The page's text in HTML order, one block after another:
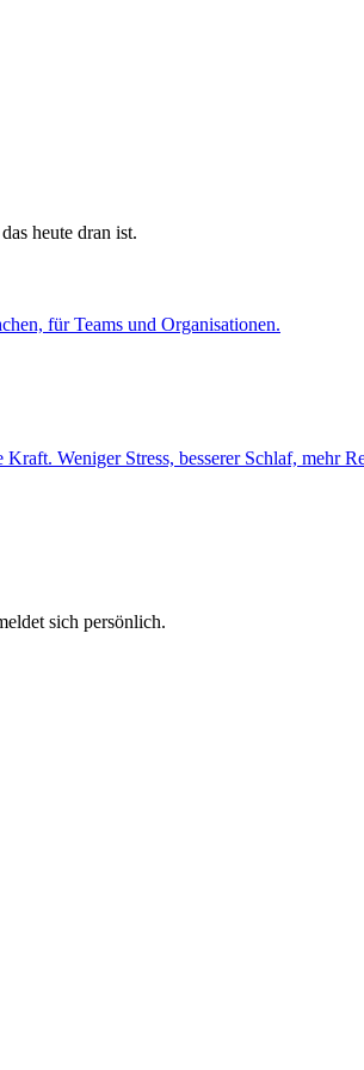
heute dran ist.
für Teams und Organisationen.
Weniger Stress, besserer Schlaf, mehr
sich persönlich.